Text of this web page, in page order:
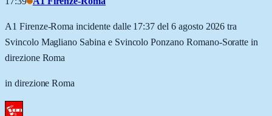
A1 Firenze-Roma incidente dalle 17:37 del 6 agosto 2026 tra
Svincolo Magliano Sabina e Svincolo Ponzano Romano-Soratte in
direzione Roma
in direzione Roma